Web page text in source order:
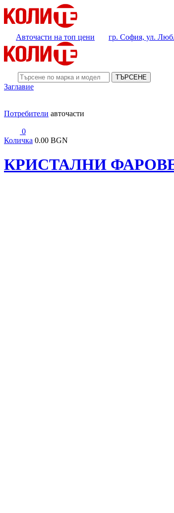
Авточасти на топ цени гр. София, ул.
ТЪРСЕНЕ
Заглавие
Потребители авточасти
0
Количка 0.00 BGN
КРИСТАЛНИ ФАРОВЕ